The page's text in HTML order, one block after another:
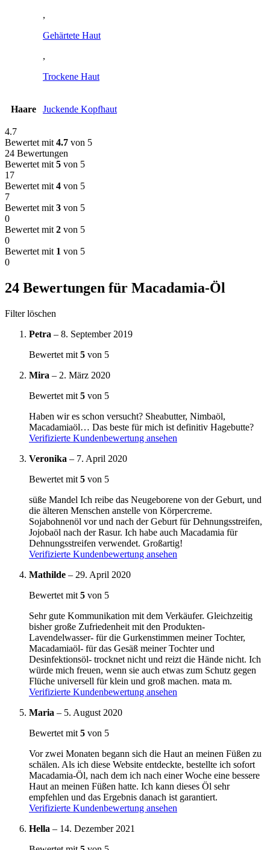
,
Gehärtete Haut
,
Trockene Haut
Haare Juckende Kopfhaut
4.7
Bewertet mit 4.7 von 5
24 Bewertungen
Bewertet mit 5 von 5
17
Bewertet mit 4 von 5
7
Bewertet mit 3 von 5
0
Bewertet mit 2 von 5
0
Bewertet mit 1 von 5
0
24 Bewertungen für Macadamia-Öl
Filter löschen
Petra – 8. September 2019
Bewertet mit 5 von 5
Mira – 2. März 2020
Bewertet mit 5 von 5
Haben wir es schon versucht? Sheabutter, Nimbaöl,
Macadamiaöl… Das beste für mich ist definitiv Hagebutte?
Verifizierte Kundenbewertung ansehen
Veronika – 7. April 2020
Bewertet mit 5 von 5
süße Mandel Ich reibe das Neugeborene von der Geburt, und
die älteren Menschen anstelle von Körpercreme.
Sojabohnenöl vor und nach der Geburt für Dehnungsstreifen,
Jojobaöl nach der Rasur. Ich habe auch Macadamia für
Dehnungsstreifen verwendet. Großartig!
Verifizierte Kundenbewertung ansehen
Mathilde – 29. April 2020
Bewertet mit 5 von 5
Sehr gute Kommunikation mit dem Verkäufer. Gleichzeitig
bisher große Zufriedenheit mit den Produkten-
Lavendelwasser- für die Gurkenstimmen meiner Tochter,
Macadamiaöl- für das Gesäß meiner Tochter und
Desinfektionsöl- trocknet nicht und reizt die Hände nicht. Ich
würde mich freuen, wenn sie auch etwas zum Schutz gegen
Flüche universell für klein und groß machen. mata m.
Verifizierte Kundenbewertung ansehen
Maria – 5. August 2020
Bewertet mit 5 von 5
Vor zwei Monaten begann sich die Haut an meinen Füßen zu
schälen. Als ich diese Website entdeckte, bestellte ich sofort
Macadamia-Öl, nach dem ich nach einer Woche eine bessere
Haut an meinen Füßen hatte. Ich kann dieses Öl sehr
empfehlen und das Ergebnis danach ist garantiert.
Verifizierte Kundenbewertung ansehen
Hella – 14. Dezember 2021